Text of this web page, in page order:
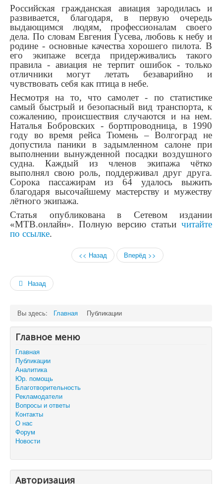
Российская гражданская авиация зародилась и
развивается, благодаря, в первую очередь
выдающимся людям, профессионалам своего
дела. По словам Евгения Гусева, любовь к небу и
родине - основные качества хорошего пилота. В
его экипаже всегда придерживались такого
правила - авиация не терпит ошибок - только
отличники могут летать безаварийно и
чувствовать себя как птица в небе.
Несмотря на то, что самолет - по статистике
самый быстрый и безопасный вид транспорта, к
сожалению, происшествия случаются и на нем.
Наталья Бобровских - бортпроводница, в 1990
году во время рейса Тюмень – Волгоград не
допустила паники в задымленном салоне при
выполнении вынужденной посадки воздушного
судна. Каждый из членов экипажа чётко
выполнял свою роль, поддерживал друг друга.
Сорока пассажирам из 64 удалось выжить
благодаря высочайшему мастерству и мужеству
лётного экипажа.
Статья опубликована в Сетевом издании
«МТВ.онлайн». Полную версию статьи читайте
по ссылке.
<< Назад Вперёд >>
Назад
Вы здесь: Главная Публикации
Главное меню
Главная
Публикации
Аналитика
Юр. помощь
Благотворительность
Рекламодатели
Вопросы и ответы
Контакты
О нас
Форум
Новости
Авторизация